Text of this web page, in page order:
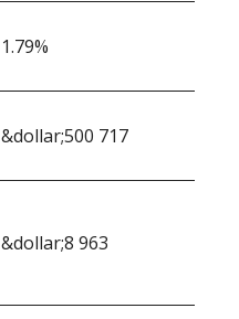
1.79%
&dollar;500 717
&dollar;8 963